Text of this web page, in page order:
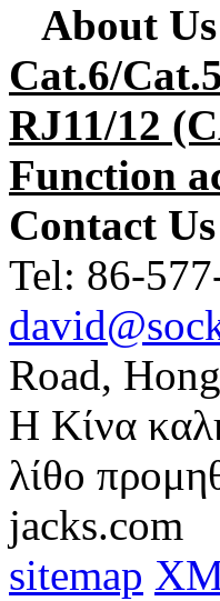
About Us
Cat.6/
RJ11/12
Function
Contact Us
Tel: 86-
Road,
Η Κίνα
λίθο
jacks.com
sitemap